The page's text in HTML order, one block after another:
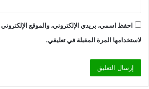
احفظ اسمي، بريدي الإلكتروني، والموقع
لاستخدامها المرة المقبلة في تعليقي.